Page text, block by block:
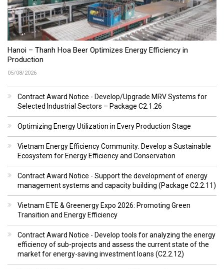
Hanoi – Thanh Hoa Beer Optimizes Energy Efficiency in
Production
05/08/2026
Contract Award Notice - Develop/Upgrade MRV Systems for
Selected Industrial Sectors – Package C2.1.26
Optimizing Energy Utilization in Every Production Stage
Vietnam Energy Efficiency Community: Develop a Sustainable
Ecosystem for Energy Efficiency and Conservation
Contract Award Notice - Support the development of energy
management systems and capacity building (Package C2.2.11)
Vietnam ETE & Greenergy Expo 2026: Promoting Green
Transition and Energy Efficiency
Contract Award Notice - Develop tools for analyzing the energy
efficiency of sub-projects and assess the current state of the
market for energy-saving investment loans (C2.2.12)